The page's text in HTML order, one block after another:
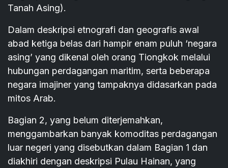
Tanah Asing).
Dalam deskripsi etnografi dan geografis awal
abad ketiga belas dari hampir enam puluh ‘negara
asing’ yang dikenal oleh orang Tiongkok melalui
hubungan perdagangan maritim, serta beberapa
negara imajiner yang tampaknya didasarkan pada
mitos Arab.
Bagian 2, yang belum diterjemahkan,
menggambarkan banyak komoditas perdagangan
luar negeri yang disebutkan dalam Bagian 1 dan
diakhiri dengan deskripsi Pulau Hainan, yang